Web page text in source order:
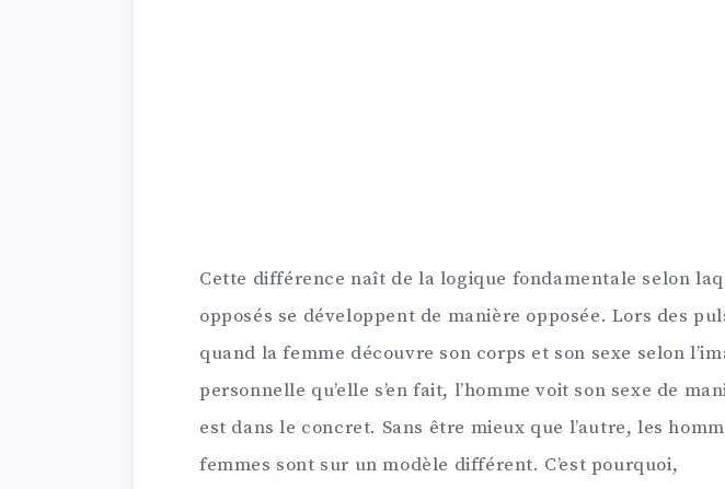
Cette différence naît de la logique fondamentale selon
opposés se développent de manière opposée. Lors des
quand la femme découvre son corps et son sexe selon
personnelle qu’elle s’en fait, l’homme voit son sexe de
est dans le concret. Sans être mieux que l’autre, les
femmes sont sur un modèle différent. C’est pourquoi,